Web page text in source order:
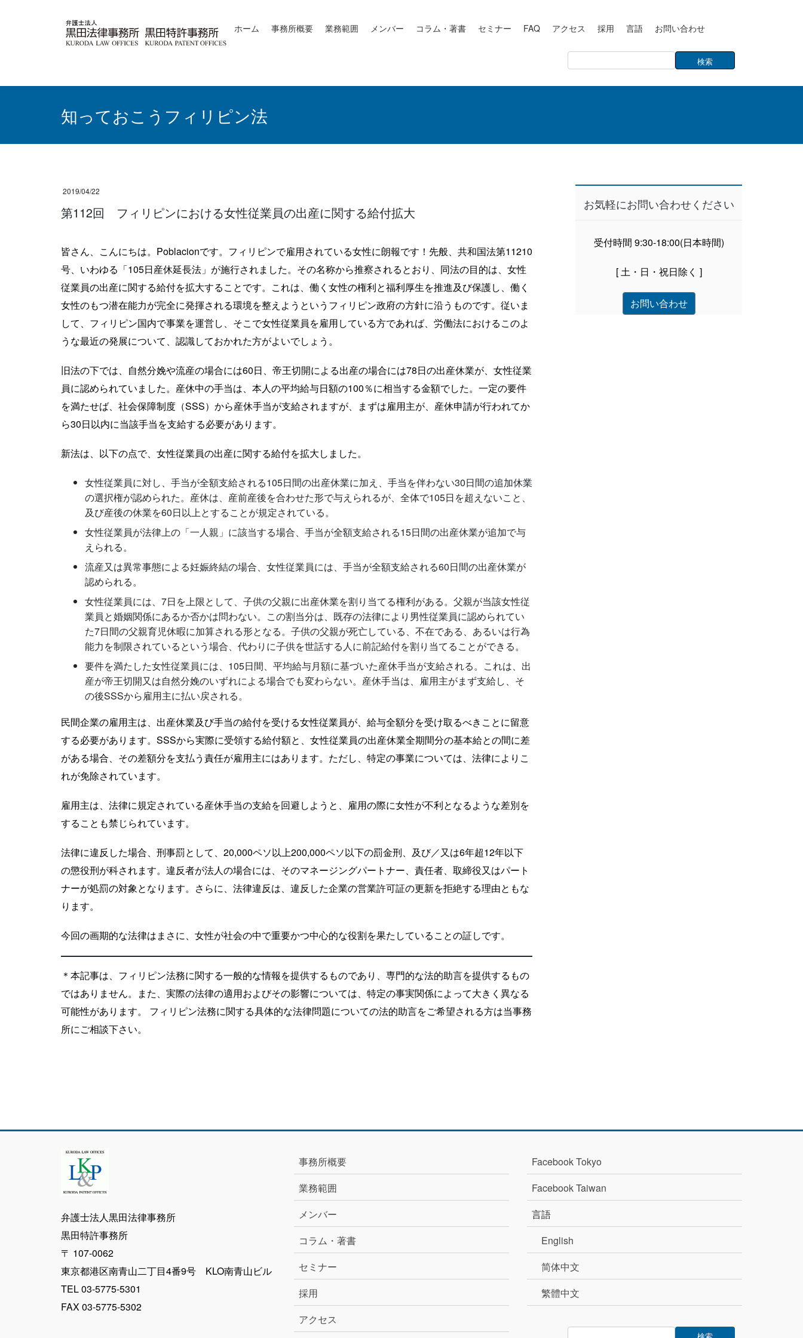
ホーム 事務所概要 業務範囲 メンバー コラム・著書 セミナー FAQ アクセス 採用 言語 お問い合わせ
知っておこうフィリピン法
2019/04/22
第112回 フィリピンにおける女性従業員の出産に関する給付拡大
皆さん、こんにちは。Poblacionです。フィリピンで雇用されている女性に朗報です！先般、共和国法第11210
号、いわゆる「105日産休延長法」が施行されました。その名称から推察されるとおり、同法の目的は、女性
従業員の出産に関する給付を拡大することです。これは、働く女性の権利と福利厚生を推進及び保護し、働く
女性のもつ潜在能力が完全に発揮される環境を整えようというフィリピン政府の方針に沿うものです。従いま
して、フィリピン国内で事業を運営し、そこで女性従業員を雇用している方であれば、労働法におけるこのよ
うな最近の発展について、認識しておかれた方がよいでしょう。
旧法の下では、自然分娩や流産の場合には60日、帝王切開による出産の場合には78日の出産休業が、女性従業
員に認められていました。産休中の手当は、本人の平均給与日額の100％に相当する金額でした。一定の要件
を満たせば、社会保障制度（SSS）から産休手当が支給されますが、まずは雇用主が、産休申請が行われてか
ら30日以内に当該手当を支給する必要があります。
新法は、以下の点で、女性従業員の出産に関する給付を拡大しました。
女性従業員に対し、手当が全額支給される105日間の出産休業に加え、手当を伴わない30日間の追加休業
の選択権が認められた。産休は、産前産後を合わせた形で与えられるが、全体で105日を超えないこと、
及び産後の休業を60日以上とすることが規定されている。
女性従業員が法律上の「一人親」に該当する場合、手当が全額支給される15日間の出産休業が追加で与
えられる。
流産又は異常事態による妊娠終結の場合、女性従業員には、手当が全額支給される60日間の出産休業が
認められる。
女性従業員には、7日を上限として、子供の父親に出産休業を割り当てる権利がある。父親が当該女性従
業員と婚姻関係にあるか否かは問わない。この割当分は、既存の法律により男性従業員に認められてい
た7日間の父親育児休暇に加算される形となる。子供の父親が死亡している、不在である、あるいは行為
能力を制限されているという場合、代わりに子供を世話する人に前記給付を割り当てることができる。
要件を満たした女性従業員には、105日間、平均給与月額に基づいた産休手当が支給される。これは、出
産が帝王切開又は自然分娩のいずれによる場合でも変わらない。産休手当は、雇用主がまず支給し、そ
の後SSSから雇用主に払い戻される。
民間企業の雇用主は、出産休業及び手当の給付を受ける女性従業員が、給与全額分を受け取るべきことに留意
する必要があります。SSSから実際に受領する給付額と、女性従業員の出産休業全期間分の基本給との間に差
がある場合、その差額分を支払う責任が雇用主にはあります。ただし、特定の事業については、法律によりこ
れが免除されています。
雇用主は、法律に規定されている産休手当の支給を回避しようと、雇用の際に女性が不利となるような差別を
することも禁じられています。
法律に違反した場合、刑事罰として、20,000ペソ以上200,000ペソ以下の罰金刑、及び／又は6年超12年以下
の懲役刑が科されます。違反者が法人の場合には、そのマネージングパートナー、責任者、取締役又はパート
ナーが処罰の対象となります。さらに、法律違反は、違反した企業の営業許可証の更新を拒絶する理由ともな
ります。
今回の画期的な法律はまさに、女性が社会の中で重要かつ中心的な役割を果たしていることの証しです。
＊本記事は、フィリピン法務に関する一般的な情報を提供するものであり、専門的な法的助言を提供するもの
ではありません。また、実際の法律の適用およびその影響については、特定の事実関係によって大きく異なる
可能性があります。 フィリピン法務に関する具体的な法律問題についての法的助言をご希望される方は当事務
所にご相談下さい。
お気軽にお問い合わせください
受付時間 9:30-18:00(日本時間)
[ 土・日・祝日除く ]
お問い合わせ
弁護士法人黒田法律事務所
黒田特許事務所
〒 107-0062
東京都港区南青山二丁目4番9号 KLO南青山ビル
TEL 03-5775-5301
FAX 03-5775-5302
事務所概要
業務範囲
メンバー
コラム・著書
セミナー
採用
アクセス
Facebook Tokyo
Facebook Taiwan
言語
English
简体中文
繁體中文